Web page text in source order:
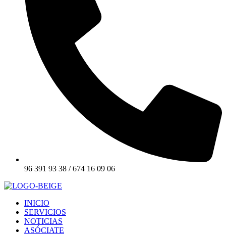
96 391 93 38 / 674 16 09 06
INICIO
SERVICIOS
NOTICIAS
ASÓCIATE